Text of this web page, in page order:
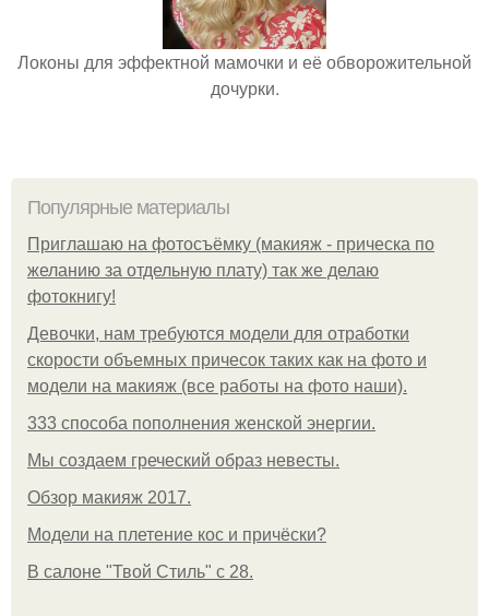
Локоны для эффектной мамочки и её обворожительной
дочурки.
Популярные материалы
Приглашаю на фотосъёмку (макияж - прическа по
желанию за отдельную плату) так же делаю
фотокнигу!
Девочки, нам требуются модели для отработки
скорости объемных причесок таких как на фото и
модели на макияж (все работы на фото наши).
333 способа пополнения женской энергии.
Мы создаем греческий образ невесты.
Обзор макияж 2017.
Модели на плетение кос и причёски?
В салоне "Твой Стиль" с 28.